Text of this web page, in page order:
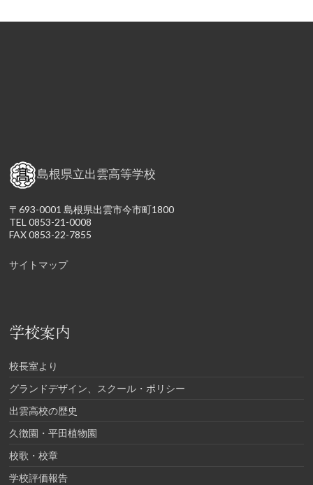
島根県立出雲高等学校
〒693-0001 島根県出雲市今市町1800
TEL 0853-21-0008
FAX 0853-22-7855
サイトマップ
学校案内
校長室より
グランドデザイン、スクール・ポリシー
出雲高校の歴史
久徴園・平田植物園
校歌・校章
学校評価報告